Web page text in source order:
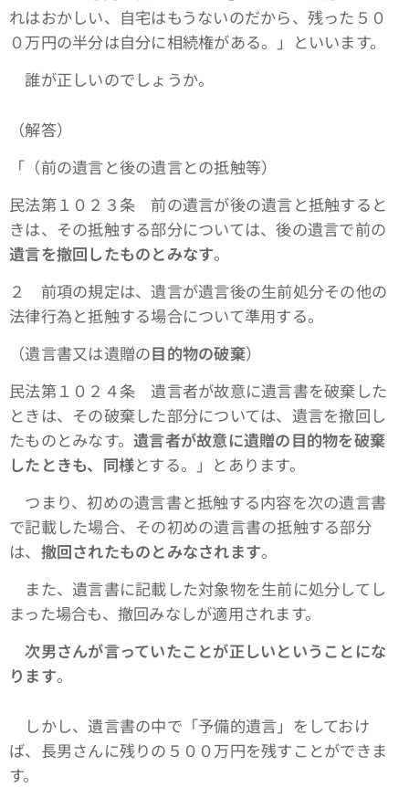
れはおかしい、自宅はもうないのだから、残った５０
０万円の半分は自分に相続権がある。」といいます。
誰が正しいのでしょうか。
（解答）
「（前の遺言と後の遺言との抵触等）
民法第１０２３条 前の遺言が後の遺言と抵触すると
きは、その抵触する部分については、後の遺言で前の
遺言を撤回したものとみなす。
２ 前項の規定は、遺言が遺言後の生前処分その他の
法律行為と抵触する場合について準用する。
（遺言書又は遺贈の目的物の破棄）
民法第１０２４条 遺言者が故意に遺言書を破棄した
ときは、その破棄した部分については、遺言を撤回し
たものとみなす。遺言者が故意に遺贈の目的物を破棄
したときも、同様とする。」とあります。
つまり、初めの遺言書と抵触する内容を次の遺言書
で記載した場合、その初めの遺言書の抵触する部分
は、 撤回されたものとみなされます。
また、遺言書に記載した対象物を生前に処分してし
まった場合も、撤回みなしが適用されます。
次男さんが言っていたことが正しいということにな
ります。
しかし、遺言書の中で「予備的遺言」をしておけ
ば、長男さんに残りの５００万円を残すことができま
す。